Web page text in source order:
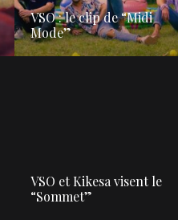
VSO : le clip de “Midi
Mode”
VSO et Kikesa visent le
“Sommet”